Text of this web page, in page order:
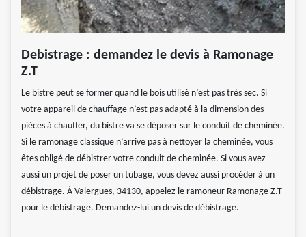
Debistrage : demandez le devis à Ramonage
Z.T
Le bistre peut se former quand le bois utilisé n’est pas très sec. Si
votre appareil de chauffage n’est pas adapté à la dimension des
pièces à chauffer, du bistre va se déposer sur le conduit de cheminée.
Si le ramonage classique n’arrive pas à nettoyer la cheminée, vous
êtes obligé de débistrer votre conduit de cheminée. Si vous avez
aussi un projet de poser un tubage, vous devez aussi procéder à un
débistrage. À Valergues, 34130, appelez le ramoneur Ramonage Z.T
pour le débistrage. Demandez-lui un devis de débistrage.